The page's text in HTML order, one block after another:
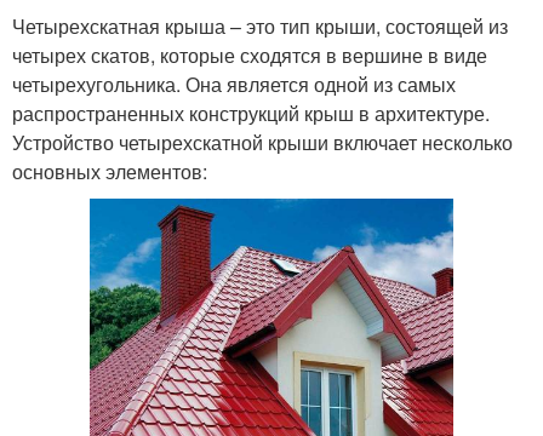
Четырехскатная крыша – это тип крыши, состоящей из
четырех скатов, которые сходятся в вершине в виде
четырехугольника. Она является одной из самых
распространенных конструкций крыш в архитектуре.
Устройство четырехскатной крыши включает несколько
основных элементов: